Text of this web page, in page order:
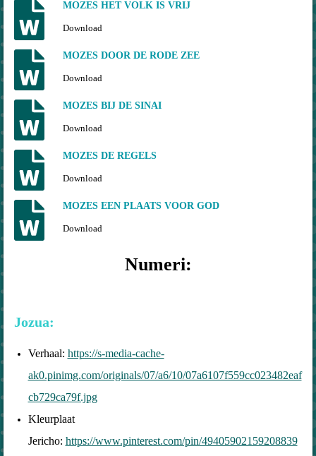
MOZES HET VOLK IS VRIJ
Download
MOZES DOOR DE RODE ZEE
Download
MOZES BIJ DE SINAI
Download
MOZES DE REGELS
Download
MOZES EEN PLAATS VOOR GOD
Download
Numeri:
Jozua:
Verhaal: https://s-media-cache-
ak0.pinimg.com/originals/07/a6/10/07a6107f559cc023482eaf
cb729ca79f.jpg
Kleurplaat
Jericho: https://www.pinterest.com/pin/49405902159208839